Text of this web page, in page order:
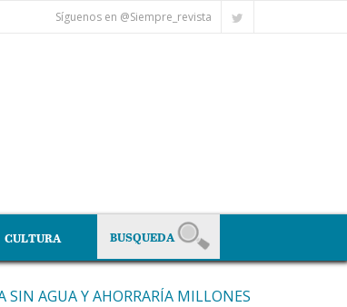
Síguenos en @Siempre_revista
CULTURA
SIN AGUA Y AHORRARÍA MILLONES